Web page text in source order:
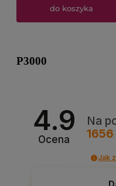
do koszyka
P3000
4.9
Ocena
Na
1656
Jak